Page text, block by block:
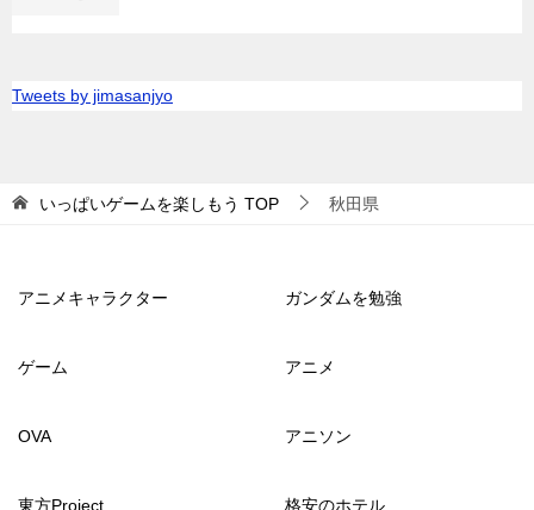
Tweets by jimasanjyo
いっぱいゲームを楽しもう TOP 秋田県
アニメキャラクター ガンダムを勉強
ゲーム アニメ
OVA アニソン
東方Project 格安のホテル